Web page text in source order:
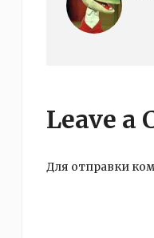
Leave a
Для отправки